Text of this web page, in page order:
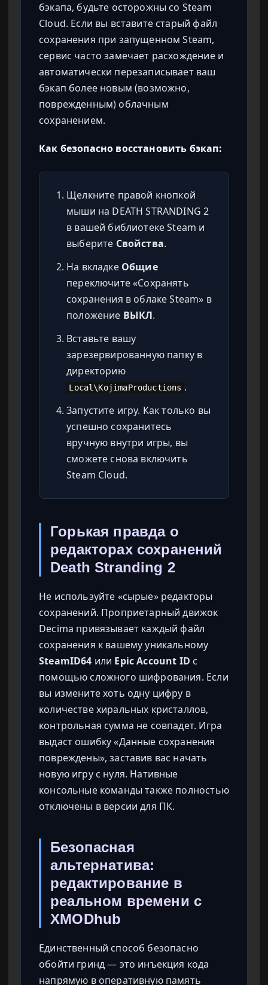
бэкапа, будьте осторожны со Steam
Cloud. Если вы вставите старый файл
сохранения при запущенном Steam,
сервис часто замечает расхождение и
автоматически перезаписывает ваш
бэкап более новым (возможно,
поврежденным) облачным
сохранением.
Как безопасно восстановить бэкап:
Щелкните правой кнопкой
мыши на DEATH STRANDING 2
в вашей библиотеке Steam и
выберите Свойства.
На вкладке Общие
переключите «Сохранять
сохранения в облаке Steam» в
положение ВЫКЛ.
Вставьте вашу
зарезервированную папку в
директорию
Local\KojimaProductions .
Запустите игру. Как только вы
успешно сохранитесь
вручную внутри игры, вы
сможете снова включить
Steam Cloud.
Горькая правда о
редакторах сохранений
Death Stranding 2
Не используйте «сырые» редакторы
сохранений. Проприетарный движок
Decima привязывает каждый файл
сохранения к вашему уникальному
SteamID64 или Epic Account ID с
помощью сложного шифрования. Если
вы измените хоть одну цифру в
количестве хиральных кристаллов,
контрольная сумма не совпадет. Игра
выдаст ошибку «Данные сохранения
повреждены», заставив вас начать
новую игру с нуля. Нативные
консольные команды также полностью
отключены в версии для ПК.
Безопасная
альтернатива:
редактирование в
реальном времени с
XMODhub
Единственный способ безопасно
обойти гринд — это инъекция кода
напрямую в оперативную память